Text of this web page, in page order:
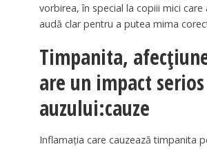
vorbirea, în special la copiii mici care
audă clar pentru a putea mima
Timpanita,
are un impact
auzului:cauze
Inflamația care cauzează timpanita